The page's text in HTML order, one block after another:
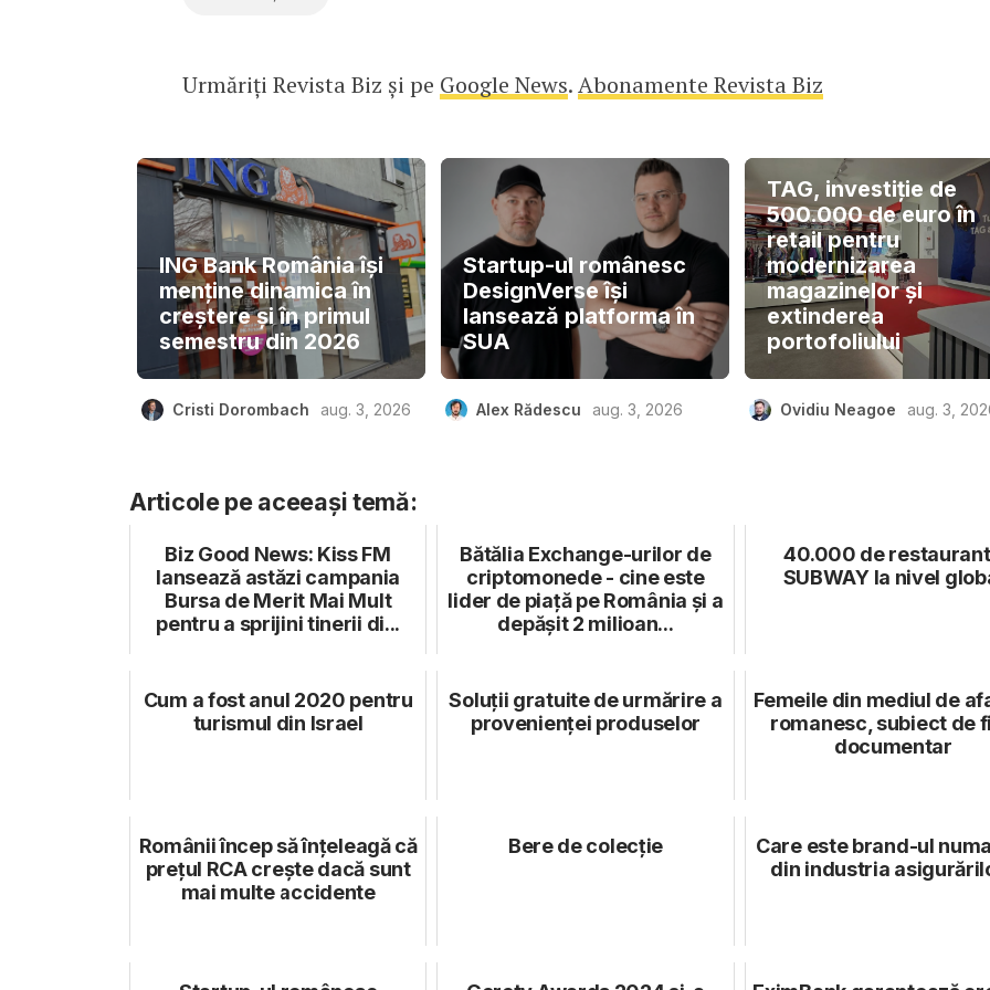
Urmăriți Revista Biz și pe Google News.Abonamente Revista Biz
ING Bank România își
menține dinamica în
creștere și în primul
semestru din 2026
Cristi Dorombach aug. 3, 2026
Startup-ul românesc
DesignVerse își
lansează platforma în
SUA
Alex Rădescu aug. 3, 2026
TAG, investiție de
500.000 de euro în
retail pentru
modernizarea
magazinelor și
extinderea
portofoliului
Ovidiu Neagoe aug. 3,
Articole pe aceeași temă:
Biz Good News: Kiss FM
lansează astăzi campania
Bursa de Merit Mai Mult
pentru a sprijini tinerii di...
Bătălia Exchange-urilor de
criptomonede - cine este
lider de piață pe România și a
depășit 2 milioan...
40.000 de
SUBWAY la nivel
Cum a fost anul 2020 pentru
turismul din Israel
Soluții gratuite de urmărire a
provenienței produselor
Femeile din mediul de
romanesc, subiect de
documentar
Românii încep să înțeleagă că
prețul RCA crește dacă sunt
mai multe accidente
Bere de colecție
Care este brand-ul
din industria